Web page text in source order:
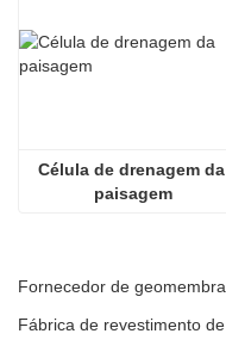
Célula de drenagem da
paisagem